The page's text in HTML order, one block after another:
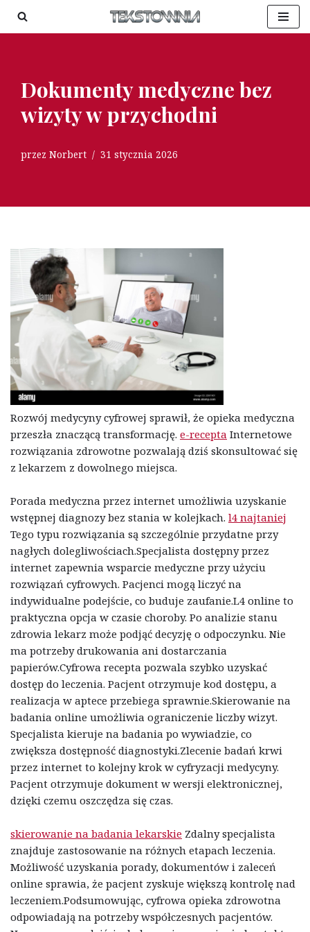
Przejdź
Dokumenty medyczne bez
wizyty w przychodni
przez Norbert 31 stycznia 2026
Rozwój medycyny cyfrowej sprawił, że opieka medyczna
przeszła znaczącą transformację. e-recepta Internetowe
rozwiązania zdrowotne pozwalają dziś skonsultować się
z lekarzem z dowolnego miejsca.
Porada medyczna przez internet umożliwia uzyskanie
wstępnej diagnozy bez stania w kolejkach. l4 najtaniej
Tego typu rozwiązania są szczególnie przydatne przy
nagłych dolegliwościach.Specjalista dostępny przez
internet zapewnia wsparcie medyczne przy użyciu
rozwiązań cyfrowych. Pacjenci mogą liczyć na
indywidualne podejście, co buduje zaufanie.L4 online to
praktyczna opcja w czasie choroby. Po analizie stanu
zdrowia lekarz może podjąć decyzję o odpoczynku. Nie
ma potrzeby drukowania ani dostarczania
papierów.Cyfrowa recepta pozwala szybko uzyskać
dostęp do leczenia. Pacjent otrzymuje kod dostępu, a
realizacja w aptece przebiega sprawnie.Skierowanie na
badania online umożliwia ograniczenie liczby wizyt.
Specjalista kieruje na badania po wywiadzie, co
zwiększa dostępność diagnostyki.Zlecenie badań krwi
przez internet to kolejny krok w cyfryzacji medycyny.
Pacjent otrzymuje dokument w wersji elektronicznej,
dzięki czemu oszczędza się czas.
skierowanie na badania lekarskie Zdalny specjalista
znajduje zastosowanie na różnych etapach leczenia.
Możliwość uzyskania porady, dokumentów i zaleceń
online sprawia, że pacjent zyskuje większą kontrolę nad
leczeniem.Podsumowując, cyfrowa opieka zdrowotna
odpowiadają na potrzeby współczesnych pacjentów.